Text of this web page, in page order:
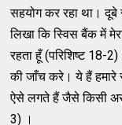
सहयोग कर रहा था।
लिखा कि स्विस बैंक में
रहता हूँ (परिशिष्ट 18-
की जाँच करे। ये हैं
ऐसे लगते हैं जैसे किसी
3) ।